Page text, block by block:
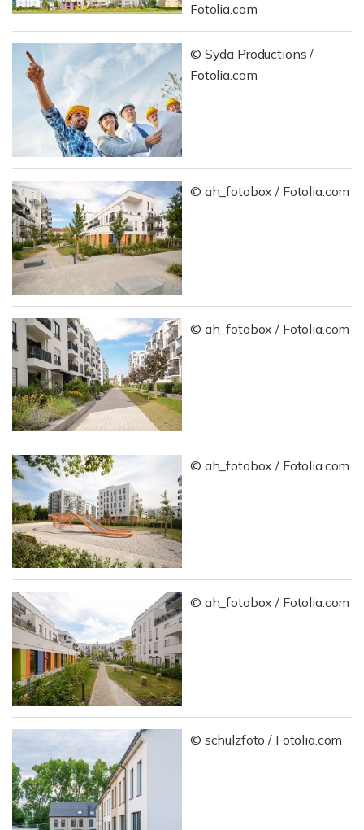
Fotolia.com
© Syda Productions /
Fotolia.com
© ah_fotobox / Fotolia.com
© ah_fotobox / Fotolia.com
© ah_fotobox / Fotolia.com
© ah_fotobox / Fotolia.com
© schulzfoto / Fotolia.com